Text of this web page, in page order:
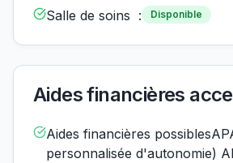
Salle de soins : Disponible
Aides financières
Aides financières
personnalisée d'autonomie)